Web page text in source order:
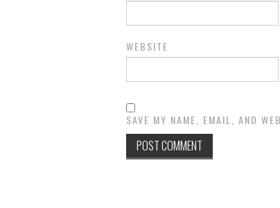
WEBSITE
SAVE MY NAME, EMAIL, AND